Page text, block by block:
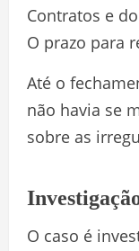
Contratos e
O prazo para
Até o
não havia se
sobre as
O caso é